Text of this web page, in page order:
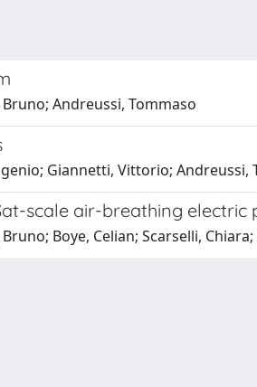
Andreussi, Tommaso
Giannetti, Vittorio; Andreussi,
scale air-breathing electric
Boye, Celian; Scarselli,